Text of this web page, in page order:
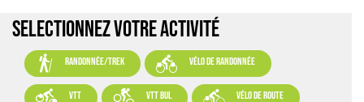
SELECTIONNEZ VOTRE ACTIVITÉ
 randonnée/trek  vélo de randonnée
 VTT  VTT BUL  vélo de route